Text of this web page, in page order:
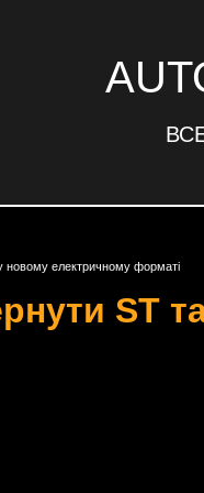
новому електричному форматі
ST